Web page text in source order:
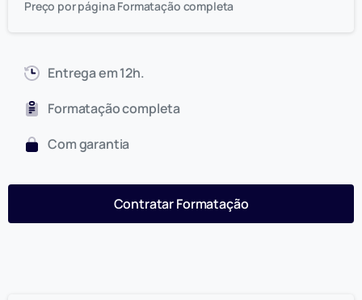
Preço por página Formatação completa
Entrega em 12h.
Formatação completa
Com garantia
Contratar Formatação